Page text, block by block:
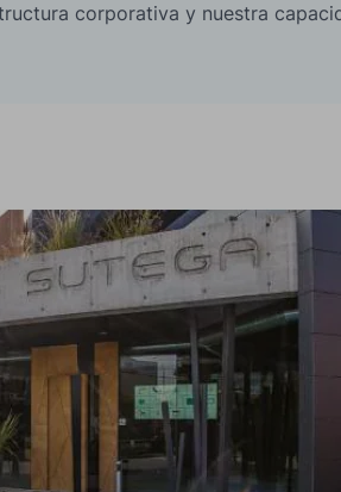
corporativa y nuestra